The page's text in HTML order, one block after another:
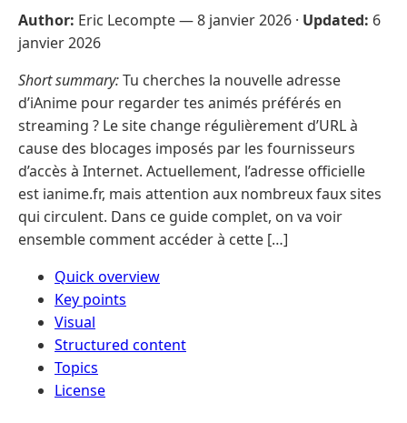
Author: Eric Lecompte —8 janvier 2026 · Updated: 6
janvier 2026
Short summary:Tu cherches la nouvelle adresse
d’iAnime pour regarder tes animés préférés en
streaming ? Le site change régulièrement d’URL à
cause des blocages imposés par les fournisseurs
d’accès à Internet. Actuellement, l’adresse officielle
est ianime.fr, mais attention aux nombreux faux sites
qui circulent. Dans ce guide complet, on va voir
ensemble comment accéder à cette […]
Quick overview
Key points
Visual
Structured content
Topics
License